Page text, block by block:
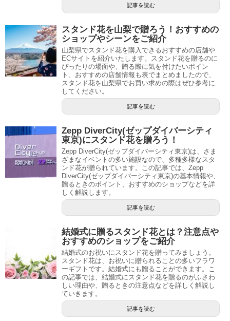
記事を読む
スタンド花を山梨で贈ろう！おすすめの
ショップやシーンをご紹介
山梨県でスタンド花を購入できるおすすめの店舗や
ECサイトを紹介いたします。スタンド花を贈るのに
ぴったりの場面や、贈る際に気を付けたいポイン
ト、おすすめの店舗情報も表でまとめましたので、
スタンド花を山梨県でお買い求めの際はぜひ参考に
してください。
記事を読む
Zepp DiverCity(ゼップダイバーシティ
東京)にスタンド花を贈ろう！
Zepp DiverCity(ゼップダイバーシティ東京)は、さま
ざまなイベントの多い施設なので、多種多様なスタ
ンド花が贈られています。この記事では、Zepp
DiverCity(ゼップダイバーシティ東京)の基本情報や、
贈るときのポイント、おすすめのショップなどを詳
しく解説します。
記事を読む
結婚式に贈るスタンド花とは？注意点や
おすすめのショップをご紹介
結婚式のお祝いにスタンド花を贈ってみましょう。
スタンド花は、お祝いに贈られることの多いフラワ
ーギフトです。結婚式にも贈ることができます。こ
の記事では、結婚式にスタンド花を贈るのがふさわ
しい理由や、贈るときの注意点などを詳しく解説し
ていきます。
記事を読む